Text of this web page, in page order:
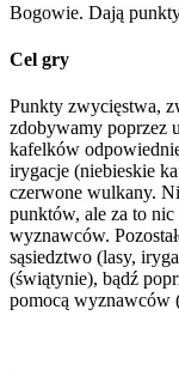
Bogowie. Dają
Cel gry
Punkty zwycięstwa,
zdobywamy poprzez
kafelków
irygacje (niebieskie
czerwone wulkany.
punktów, ale za to
wyznawców.
sąsiedztwo (lasy,
(świątynie), bądź
pomocą wyznawców